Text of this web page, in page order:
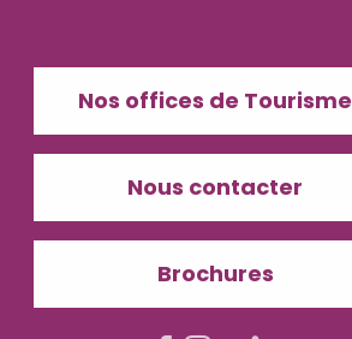
Nos offices de Tourisme
Nous contacter
Brochures